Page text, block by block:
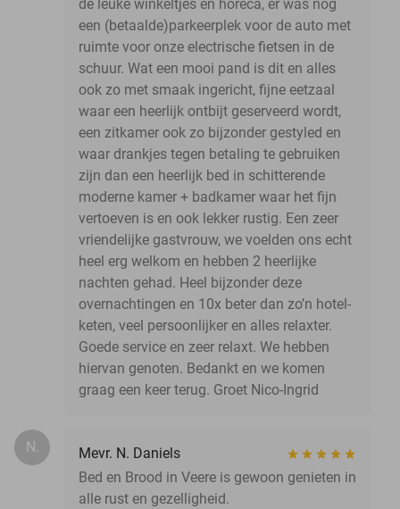
de leuke winkeltjes en horeca, er was nog
een (betaalde)parkeerplek voor de auto met
ruimte voor onze electrische fietsen in de
schuur. Wat een mooi pand is dit en alles
ook zo met smaak ingericht, fijne eetzaal
waar een heerlijk ontbijt geserveerd wordt,
een zitkamer ook zo bijzonder gestyled en
waar drankjes tegen betaling te gebruiken
zijn dan een heerlijk bed in schitterende
moderne kamer + badkamer waar het fijn
vertoeven is en ook lekker rustig. Een zeer
vriendelijke gastvrouw, we voelden ons echt
heel erg welkom en hebben 2 heerlijke
nachten gehad. Heel bijzonder deze
overnachtingen en 10x beter dan zo’n hotel-
keten, veel persoonlijker en alles relaxter.
Goede service en zeer relaxt. We hebben
hiervan genoten. Bedankt en we komen
graag een keer terug. Groet Nico-Ingrid
N.
Mevr. N. Daniels
Bed en Brood in Veere is gewoon genieten in
alle rust en gezelligheid.